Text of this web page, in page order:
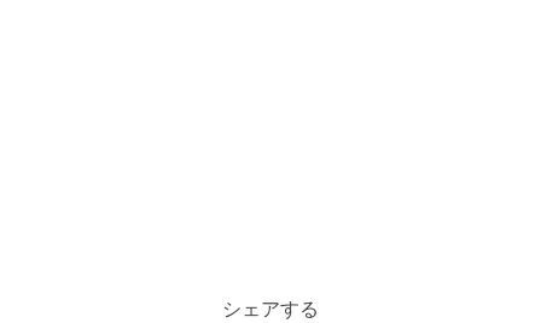
シェアする